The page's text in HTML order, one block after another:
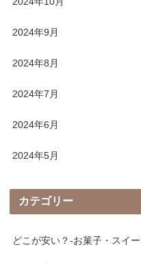
2024年9月
2024年8月
2024年7月
2024年6月
2024年5月
カテゴリー
どこが安い？-お菓子・スイ